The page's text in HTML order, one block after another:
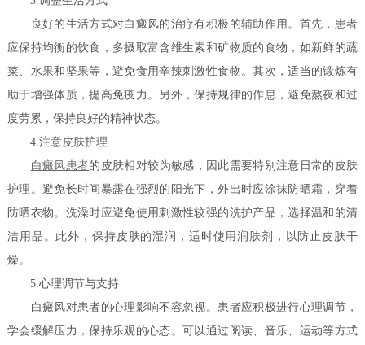
良好的生活方式对白癜风的治疗有积极的辅助作用。首先，患者
应保持均衡的饮食，多摄取富含维生素和矿物质的食物，如新鲜的蔬
菜、水果和坚果等，避免食用辛辣刺激性食物。其次，适当的锻炼有
助于增强体质，提高免疫力。另外，保持规律的作息，避免熬夜和过
度劳累，保持良好的精神状态。
4.注意皮肤护理
白癜风患者的皮肤相对较为敏感，因此需要特别注意日常的皮肤
护理。避免长时间暴露在强烈的阳光下，外出时应涂抹防晒霜，穿着
防晒衣物。洗澡时应避免使用刺激性较强的洗护产品，选择温和的清
洁用品。此外，保持皮肤的湿润，适时使用润肤剂，以防止皮肤干
燥。
5.心理调节与支持
白癜风对患者的心理影响不容忽视。患者应积极进行心理调节，
学会缓解压力，保持乐观的心态。可以通过阅读、音乐、运动等方式